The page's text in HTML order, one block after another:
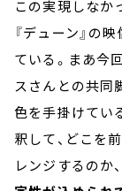
この実現しなか
『デューン』の
ている。まあ今
スさんとの共同
色を手掛けてい
釈して、どこを
レンジするのか